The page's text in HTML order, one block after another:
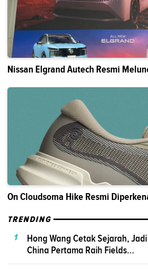
Nissan Elgrand Autech Resmi
On Cloudsoma Hike Resmi
TRENDING
1
Hong Wang Cetak Sejarah,
China Pertama Raih Fields...